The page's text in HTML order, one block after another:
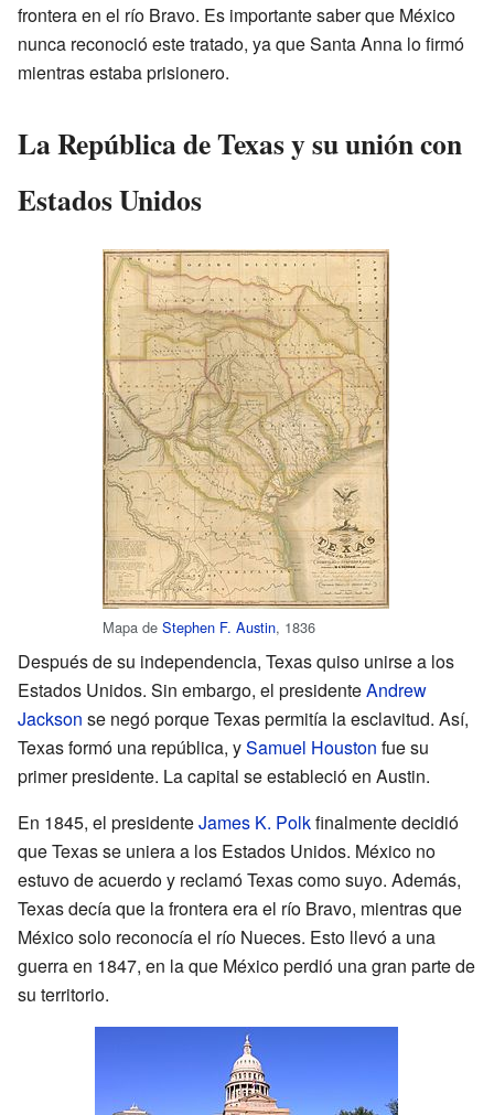
frontera en el río Bravo. Es importante saber que México
nunca reconoció este tratado, ya que Santa Anna lo firmó
mientras estaba prisionero.
La República de Texas y su unión con
Estados Unidos
Mapa de Stephen F. Austin, 1836
Después de su independencia, Texas quiso unirse a los
Estados Unidos. Sin embargo, el presidenteAndrew
Jackson se negó porque Texas permitía la esclavitud. Así,
Texas formó una república, ySamuel Houston fue su
primer presidente. La capital se estableció en Austin.
En 1845, el presidenteJames K. Polkfinalmente decidió
que Texas se uniera a los Estados Unidos. México no
estuvo de acuerdo y reclamó Texas como suyo. Además,
Texas decía que la frontera era el río Bravo, mientras que
México solo reconocía el río Nueces. Esto llevó a una
guerra en 1847, en la que México perdió una gran parte de
su territorio.